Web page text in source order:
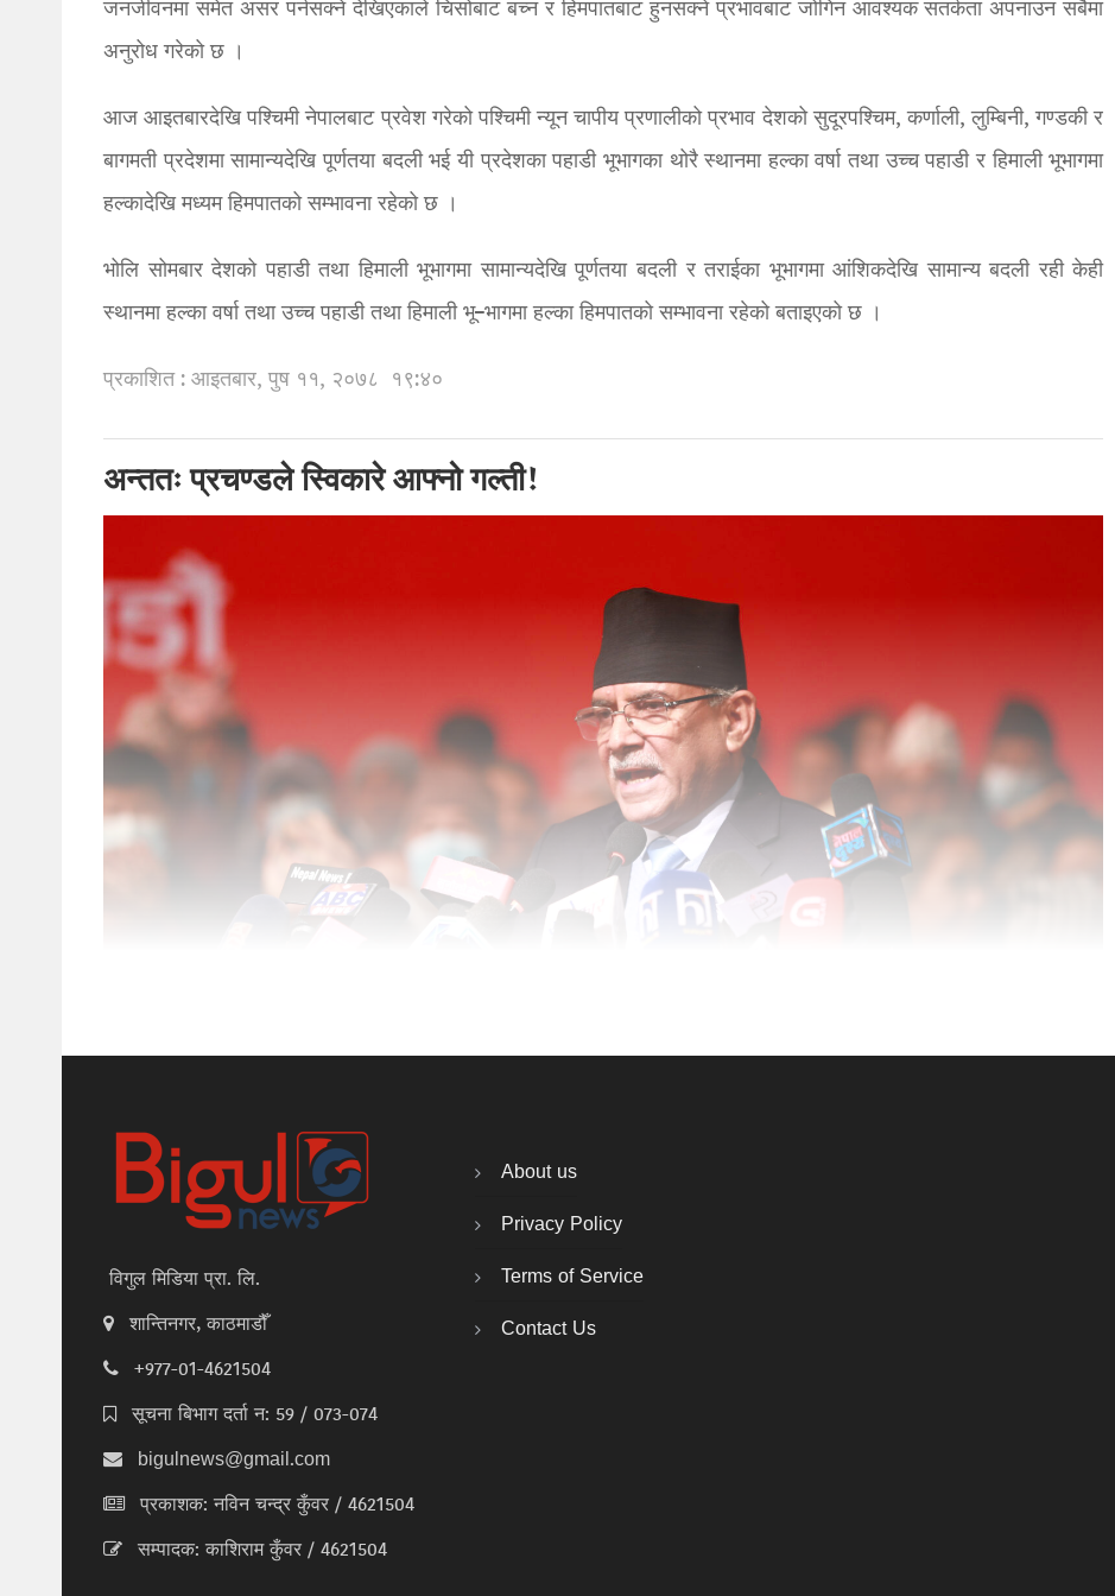
जनजीवनमा समेत असर पर्नसक्ने देखिएकाले चिसोबाट बच्न र हिमपातबाट हुनसक्ने प्रभावबाट जोगिन आवश्यक सतर्कता अपनाउन सबैमा
अनुरोध गरेको छ ।
आज आइतबारदेखि पश्चिमी नेपालबाट प्रवेश गरेको पश्चिमी न्यून चापीय प्रणालीको प्रभाव देशको सुदूरपश्चिम, कर्णाली, लुम्बिनी, गण्डकी र
बागमती प्रदेशमा सामान्यदेखि पूर्णतया बदली भई यी प्रदेशका पहाडी भूभागका थोरै स्थानमा हल्का वर्षा तथा उच्च पहाडी र हिमाली भूभागमा
हल्कादेखि मध्यम हिमपातको सम्भावना रहेको छ ।
भोलि सोमबार देशको पहाडी तथा हिमाली भूभागमा सामान्यदेखि पूर्णतया बदली र तराईका भूभागमा आंशिकदेखि सामान्य बदली रही केही
स्थानमा हल्का वर्षा तथा उच्च पहाडी तथा हिमाली भू–भागमा हल्का हिमपातको सम्भावना रहेको बताइएको छ ।
प्रकाशित : आइतबार, पुष ११, २०७८ १९:४०
अन्ततः प्रचण्डले स्विकारे आफ्नो गल्ती!
विगुल मिडिया प्रा. लि.
शान्तिनगर, काठमाडौँ
+977-01-4621504
सूचना बिभाग दर्ता न: 59 / 073-074
bigulnews@gmail.com
प्रकाशक: नविन चन्द्र कुँवर / 4621504
सम्पादक: काशिराम कुँवर / 4621504
About us
Privacy Policy
Terms of Service
Contact Us